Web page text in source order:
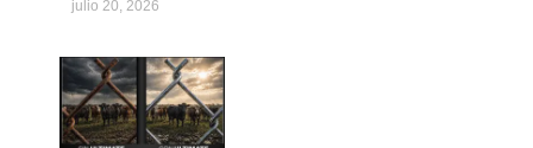
julio 20, 2026